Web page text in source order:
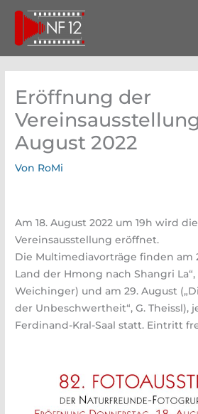
springen
Eröffnung der
August 2022
Von RoMi
Am 18. August 2022 um 19h wird
Vereinsausstellung eröffnet.
Die Multimediavorträge finden am
Land der Hmong nach Shangri La“,
Weichinger) und am 29. August
der Unbeschwertheit“, G. Theissl),
Ferdinand-Kral-Saal statt. Eintritt